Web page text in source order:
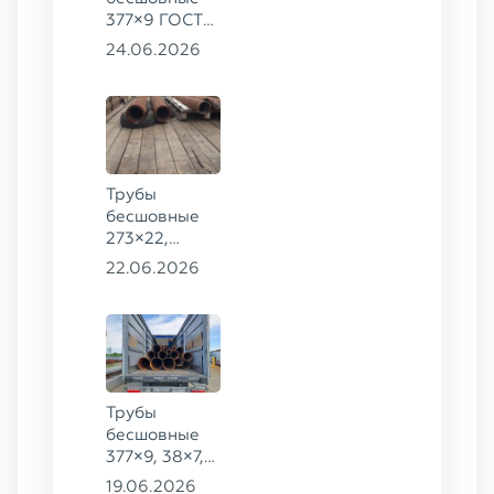
377×9 ГОСТ
8732-78, ст.
24.06.2026
Трубы
бесшовные
273×22,
245×26,
22.06.2026
Трубы
бесшовные
377×9, 38×7,
38×8, 28×3,5,
19.06.2026